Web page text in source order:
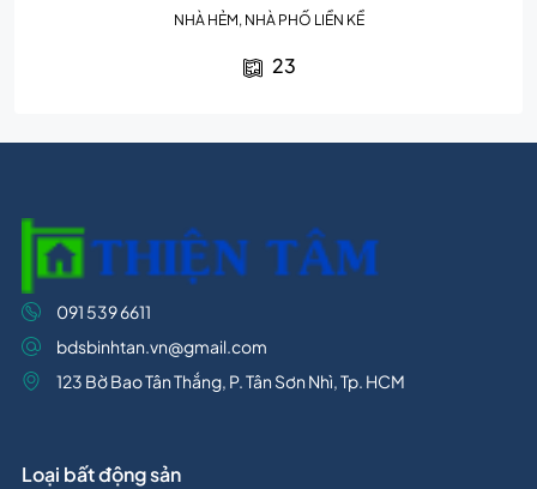
NHÀ HẺM, NHÀ PHỐ LIỀN KỀ
23
091 539 6611
bdsbinhtan.vn@gmail.com
123 Bờ Bao Tân Thắng, P. Tân Sơn Nhì, Tp. HCM
Loại bất động sản